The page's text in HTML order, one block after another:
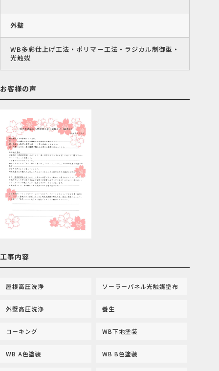
外壁
WB多彩仕上げ工法・ポリマー工法・ラジカル制御型・
光触媒
お客様の声
工事内容
屋根高圧洗浄 ソーラーパネル光触媒塗布
外壁高圧洗浄 養生
コーキング WB下地塗装
WB A色塗装 WB B色塗装